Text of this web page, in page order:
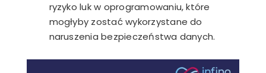
ryzyko luk w oprogramowaniu, które
mogłyby zostać wykorzystane do
naruszenia bezpieczeństwa danych.